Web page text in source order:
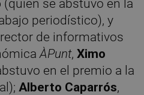
(quien se abstuvo en la
periodístico), y
de informativos
ÀPunt,Ximo
en el premio a la
Alberto Caparrós,